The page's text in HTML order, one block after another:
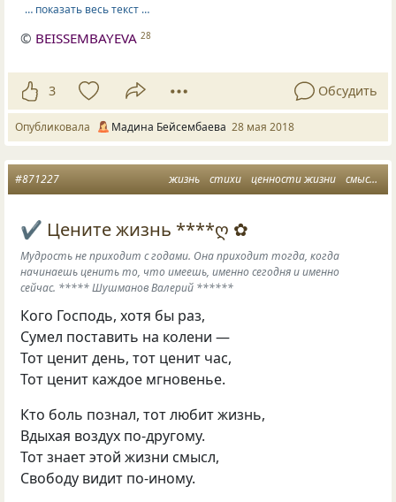
… показать весь текст …
© BEISSEMBAYEVA 28
3 Обсудить
Опубликовала Мадина Бейсембаева 28 мая 2018
жизнь стихи ценности жизни смысл жизни
#871227
✔ Цените жизнь ****ღ ✿
Мудрость не приходит с годами. Она приходит тогда, когда
начинаешь ценить то, что имеешь, именно сегодня и именно
сейчас. ***** Шушманов Валерий ******
Кого Господь, хотя бы раз,
Сумел поставить на колени —
Тот ценит день, тот ценит час,
Тот ценит каждое мгновенье.
Кто боль познал, тот любит жизнь,
Вдыхая воздух по-другому.
Тот знает этой жизни смысл,
Свободу видит по-иному.